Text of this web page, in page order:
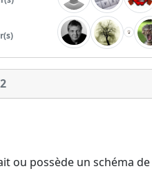
ou possède un schéma